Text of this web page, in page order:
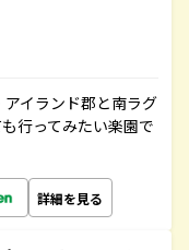
イランド郡と南ラグ
行ってみたい楽園で
詳細を見る